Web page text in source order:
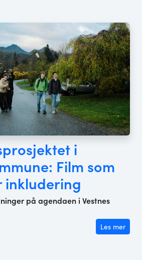
i
Film som
inkludering
på agendaen i Vestnes
Les mer